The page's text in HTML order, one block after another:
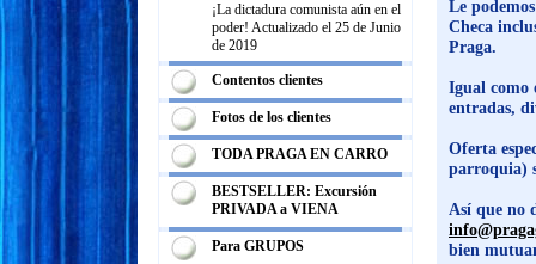
Le
Checa
Praga.
Igual como
entradas,
Oferta
parroquia)
Así que no
bien
¡La dictadura comunista aún en el
poder! Actualizado el 25 de Junio
de 2019
Contentos clientes
Fotos de los clientes
TODA PRAGA EN CARRO
BESTSELLER: Excursión
PRIVADA a VIENA
Para GRUPOS